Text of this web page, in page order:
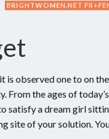
BRIGHTWOMEN.NET
is observed one to on
From the ages of
satisfy a dream girl
site of your solution.